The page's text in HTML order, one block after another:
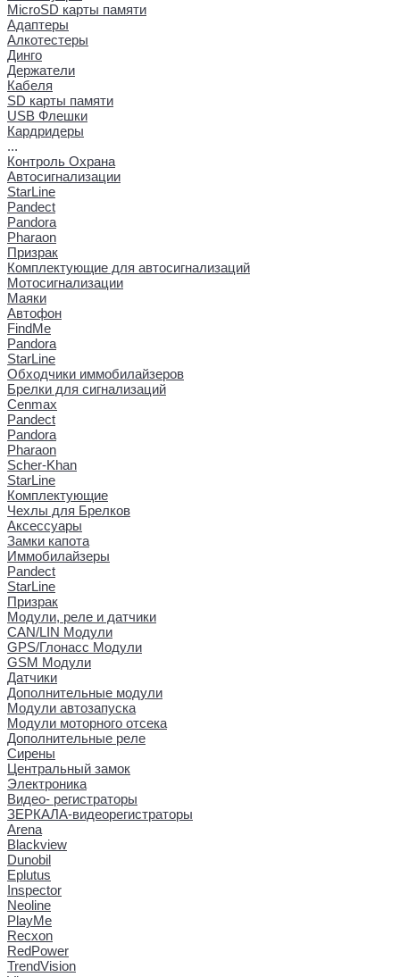
MicroSD карты памяти
Адаптеры
Алкотестеры
Динго
Держатели
Кабеля
SD карты памяти
USB Флешки
Кардридеры
...
Контроль Охрана
Автосигнализации
StarLine
Pandect
Pandora
Pharaon
Призрак
Комплектующие для автосигнализаций
Мотосигнализации
Маяки
Автофон
FindMe
Pandora
StarLine
Обходчики иммобилайзеров
Брелки для сигнализаций
Cenmax
Pandect
Pandora
Pharaon
Scher-Khan
StarLine
Комплектующие
Чехлы для Брелков
Аксессуары
Замки капота
Иммобилайзеры
Pandect
StarLine
Призрак
Модули, реле и датчики
CAN/LIN Модули
GPS/Глонасс Модули
GSM Модули
Датчики
Дополнительные модули
Модули автозапуска
Модули моторного отсека
Дополнительные реле
Сирены
Центральный замок
Электроника
Видео- регистраторы
ЗЕРКАЛА-видеорегистраторы
Arena
Blackview
Dunobil
Eplutus
Inspector
Neoline
PlayMe
Recxon
RedPower
TrendVision